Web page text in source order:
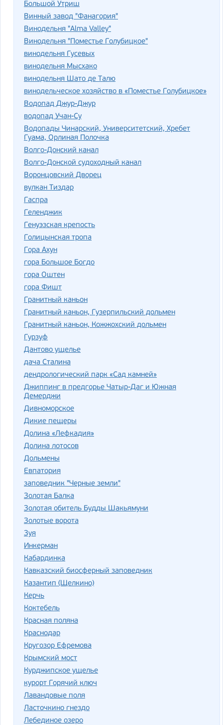
Большой Утриш
Винный завод "Фанагория"
Винодельня "Alma Valley"
Винодельня "Поместье Голубицкое"
винодельня Гусевых
винодельня Мысхако
винодельня Шато де Талю
винодельческое хозяйство в «Поместье Голубицкое»
Водопад Джур-Джур
водопад Учан-Су
Водопады Чинарский, Университетский, Хребет
Гуама, Орлиная Полочка
Волго-Донский канал
Волго-Донской судоходный канал
Воронцовский Дворец
вулкан Тиздар
Гаспра
Геленджик
Генуэзская крепость
Голицынская тропа
Гора Ахун
гора Большое Богдо
гора Оштен
гора Фишт
Гранитный каньон
Гранитный каньон, Гузерпильский дольмен
Гранитный каньон, Кожжохский дольмен
Гурзуф
Дантово ущелье
дача Сталина
дендрологический парк «Сад камней»
Джиппинг в предгорье Чатыр-Даг и Южная
Демерджи
Дивноморское
Дикие пещеры
Долина «Лефкадия»
Долина лотосов
Дольмены
Евпатория
заповедник "Черные земли"
Золотая Балка
Золотая обитель Будды Шакьямуни
Золотые ворота
Зуя
Инкерман
Кабардинка
Кавказский биосферный заповедник
Казантип (Щелкино)
Керчь
Коктебель
Красная поляна
Краснодар
Кругозор Ефремова
Крымский мост
Курджипское ущелье
курорт Горячий ключ
Лавандовые поля
Ласточкино гнездо
Лебединое озеро